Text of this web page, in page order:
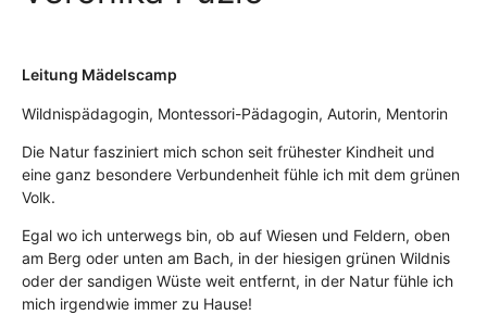
Leitung Mädelscamp
Wildnispädagogin, Montessori-Pädagogin, Autorin, Mentorin
Die Natur fasziniert mich schon seit frühester Kindheit und
eine ganz besondere Verbundenheit fühle ich mit dem grünen
Volk.
Egal wo ich unterwegs bin, ob auf Wiesen und Feldern, oben
am Berg oder unten am Bach, in der hiesigen grünen Wildnis
oder der sandigen Wüste weit entfernt, in der Natur fühle ich
mich irgendwie immer zu Hause!